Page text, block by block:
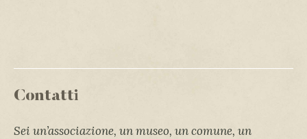
Contatti
Sei un’associazione, un museo, un comune, un